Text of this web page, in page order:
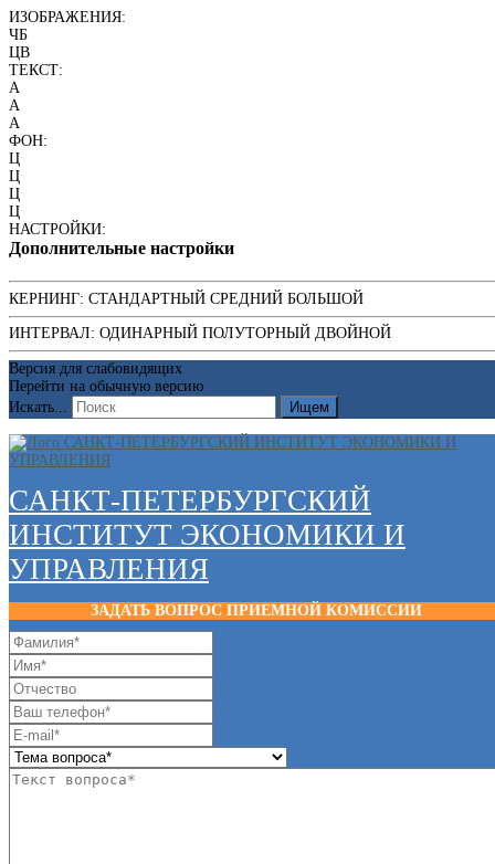
ИЗОБРАЖЕНИЯ:
ЧБ
ЦВ
ТЕКСТ:
A
A
A
ФОН:
Ц
Ц
Ц
Ц
НАСТРОЙКИ:
Дополнительные настройки
КЕРНИНГ: СТАНДАРТНЫЙ СРЕДНИЙ БОЛЬШОЙ
ИНТЕРВАЛ: ОДИНАРНЫЙ ПОЛУТОРНЫЙ ДВОЙНОЙ
Версия для слабовидящих
Перейти на обычную версию
Искать...
Ищем
САНКТ-ПЕТЕРБУРГСКИЙ
ИНСТИТУТ ЭКОНОМИКИ И
УПРАВЛЕНИЯ
ЗАДАТЬ ВОПРОС ПРИЕМНОЙ КОМИССИИ